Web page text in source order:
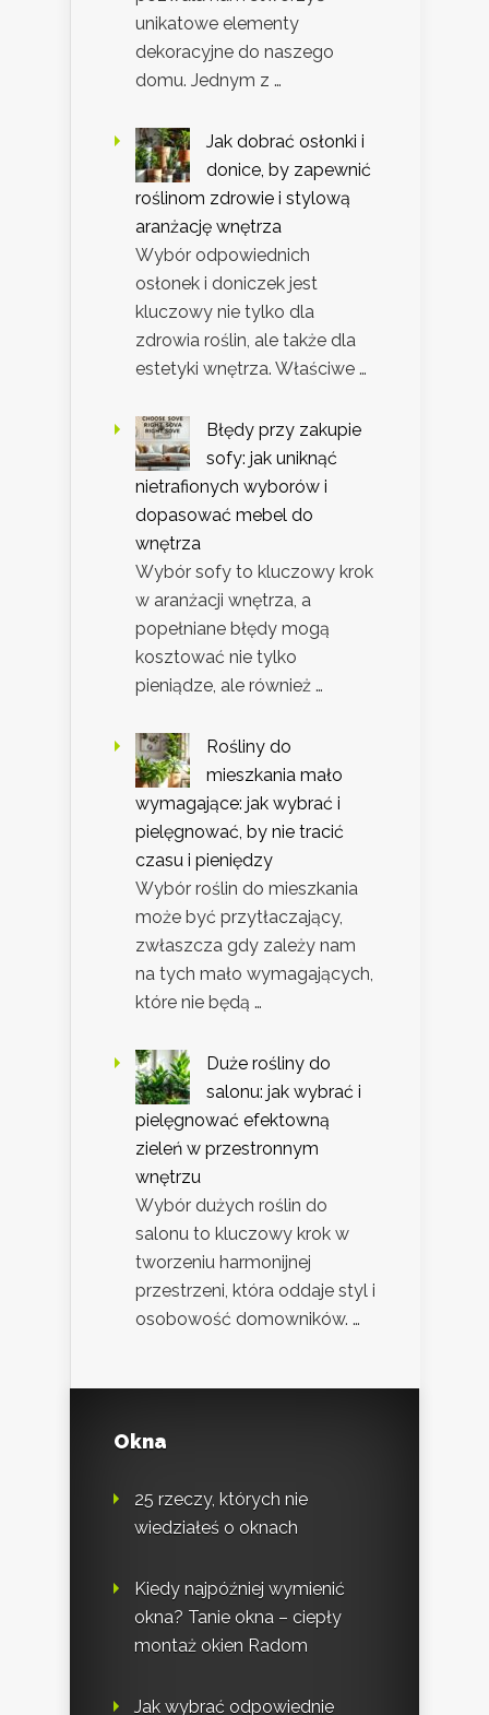
unikatowe elementy
dekoracyjne do naszego
domu. Jednym z …
Jak dobrać osłonki i
donice, by zapewnić
roślinom zdrowie i stylową
aranżację wnętrza
Wybór odpowiednich
osłonek i doniczek jest
kluczowy nie tylko dla
zdrowia roślin, ale także dla
estetyki wnętrza. Właściwe …
Błędy przy zakupie
sofy: jak uniknąć
nietrafionych wyborów i
dopasować mebel do
wnętrza
Wybór sofy to kluczowy krok
w aranżacji wnętrza, a
popełniane błędy mogą
kosztować nie tylko
pieniądze, ale również …
Rośliny do
mieszkania mało
wymagające: jak wybrać i
pielęgnować, by nie tracić
czasu i pieniędzy
Wybór roślin do mieszkania
może być przytłaczający,
zwłaszcza gdy zależy nam
na tych mało wymagających,
które nie będą …
Duże rośliny do
salonu: jak wybrać i
pielęgnować efektowną
zieleń w przestronnym
wnętrzu
Wybór dużych roślin do
salonu to kluczowy krok w
tworzeniu harmonijnej
przestrzeni, która oddaje styl i
osobowość domowników. …
Okna
25 rzeczy, których nie
wiedziałeś o oknach
Kiedy najpóźniej wymienić
okna? Tanie okna – ciepły
montaż okien Radom
Jak wybrać odpowiednie